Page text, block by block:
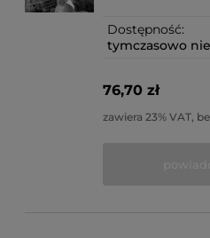
Dostępność:
tymczasowo
76,70 zł
zawiera 23% VAT,